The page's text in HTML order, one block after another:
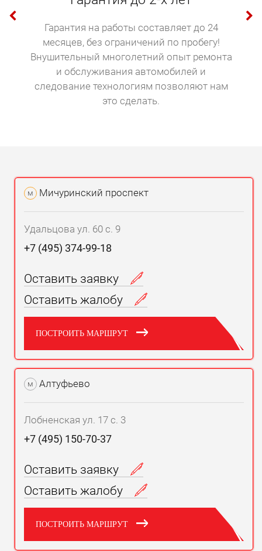
Гарантия на работы составляет до 24
месяцев, без ограничений по пробегу!
Внушительный многолетний опыт ремонта
и обслуживания автомобилей и
следование технологиям позволяют нам
это сделать.
м Мичуринский проспект
Удальцова ул. 60 с. 9
+7 (495) 374-99-18
Оставить заявку
Оставить жалобу
ПОСТРОИТЬ МАРШРУТ
м Алтуфьево
Лобненская ул. 17 с. 3
+7 (495) 150-70-37
Оставить заявку
Оставить жалобу
ПОСТРОИТЬ МАРШРУТ